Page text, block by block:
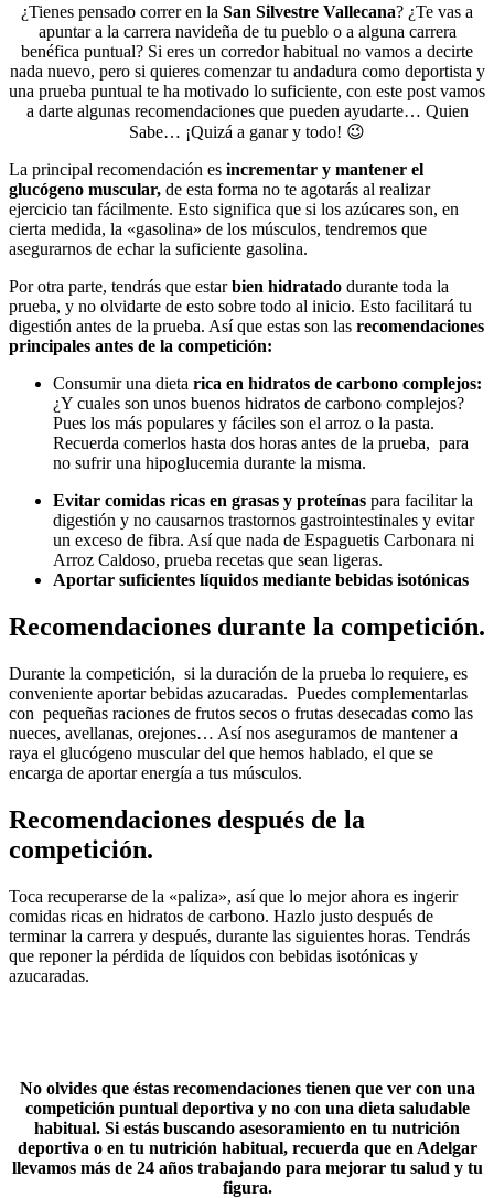
¿Tienes pensado correr en la San Silvestre Vallecana? ¿Te vas a
apuntar a la carrera navideña de tu pueblo o a alguna carrera
benéfica puntual? Si eres un corredor habitual no vamos a decirte
nada nuevo, pero si quieres comenzar tu andadura como deportista y
una prueba puntual te ha motivado lo suficiente, con este post vamos
a darte algunas recomendaciones que pueden ayudarte… Quien
Sabe… ¡Quizá a ganar y todo! 😉
La principal recomendación es incrementar y mantener el
glucógeno muscular, de esta forma no te agotarás al realizar
ejercicio tan fácilmente. Esto significa que si los azúcares son, en
cierta medida, la «gasolina» de los músculos, tendremos que
asegurarnos de echar la suficiente gasolina.
Por otra parte, tendrás que estarbien hidratado durante toda la
prueba, y no olvidarte de esto sobre todo al inicio. Esto facilitará tu
digestión antes de la prueba. Así que estas son las recomendaciones
principales antes de la competición:
Consumir una dieta rica en hidratos de carbono complejos:
¿Y cuales son unos buenos hidratos de carbono complejos?
Pues los más populares y fáciles son el arroz o la pasta.
Recuerda comerlos hasta dos horas antes de la prueba, para
no sufrir una hipoglucemia durante la misma.
Evitar comidas ricas en grasas y proteínas para facilitar la
digestión y no causarnos trastornos gastrointestinales y evitar
un exceso de fibra. Así que nada de Espaguetis Carbonara ni
Arroz Caldoso, prueba recetas que sean ligeras.
Aportar suficientes líquidos mediante bebidas isotónicas
Recomendaciones durante la competición.
Durante la competición, si la duración de la prueba lo requiere, es
conveniente aportar bebidas azucaradas. Puedes complementarlas
con pequeñas raciones de frutos secos o frutas desecadas como las
nueces, avellanas, orejones… Así nos aseguramos de mantener a
raya el glucógeno muscular del que hemos hablado, el que se
encarga de aportar energía a tus músculos.
Recomendaciones después de la
competición.
Toca recuperarse de la «paliza», así que lo mejor ahora es ingerir
comidas ricas en hidratos de carbono. Hazlo justo después de
terminar la carrera y después, durante las siguientes horas. Tendrás
que reponer la pérdida de líquidos con bebidas isotónicas y
azucaradas.
No olvides que éstas recomendaciones tienen que ver con una
competición puntual deportiva y no con una dieta saludable
habitual. Si estás buscando asesoramiento en tu nutrición
deportiva o en tu nutrición habitual, recuerda que en Adelgar
llevamos más de 24 años trabajando para mejorar tu salud y tu
figura.